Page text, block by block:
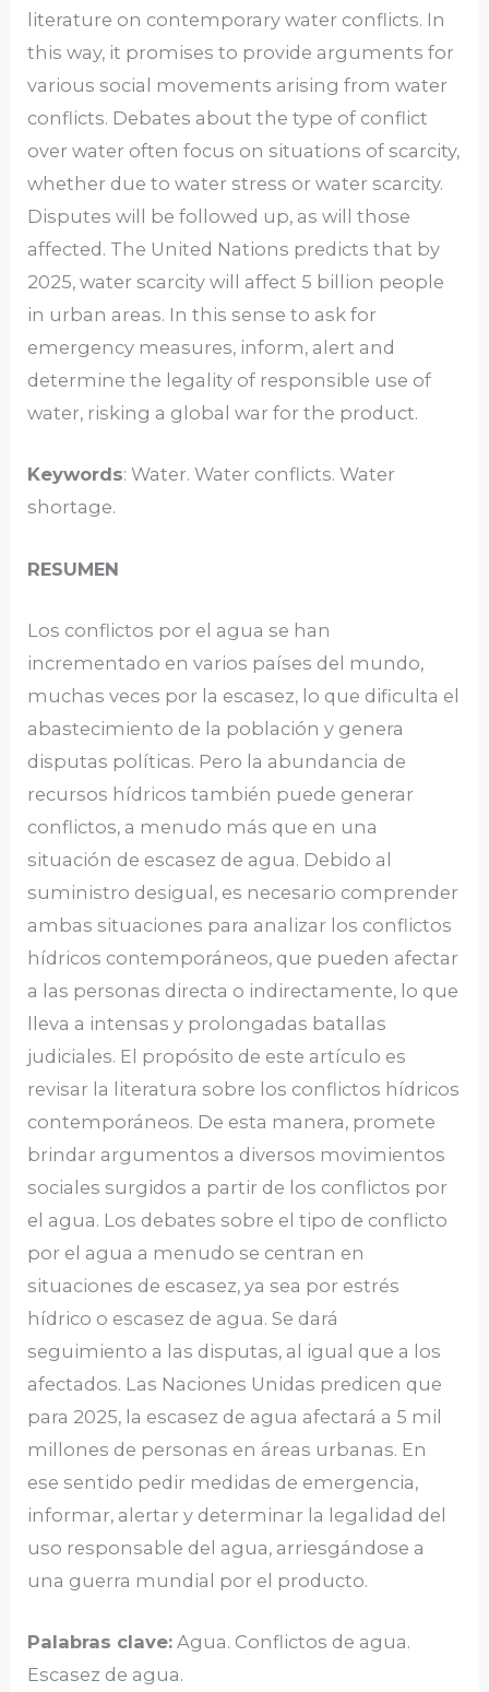
literature on contemporary water conflicts. In
this way, it promises to provide arguments for
various social movements arising from water
conflicts. Debates about the type of conflict
over water often focus on situations of scarcity,
whether due to water stress or water scarcity.
Disputes will be followed up, as will those
affected. The United Nations predicts that by
2025, water scarcity will affect 5 billion people
in urban areas. In this sense to ask for
emergency measures, inform, alert and
determine the legality of responsible use of
water, risking a global war for the product.
Keywords: Water. Water conflicts. Water
shortage.
RESUMEN
Los conflictos por el agua se han
incrementado en varios países del mundo,
muchas veces por la escasez, lo que dificulta el
abastecimiento de la población y genera
disputas políticas. Pero la abundancia de
recursos hídricos también puede generar
conflictos, a menudo más que en una
situación de escasez de agua. Debido al
suministro desigual, es necesario comprender
ambas situaciones para analizar los conflictos
hídricos contemporáneos, que pueden afectar
a las personas directa o indirectamente, lo que
lleva a intensas y prolongadas batallas
judiciales. El propósito de este artículo es
revisar la literatura sobre los conflictos hídricos
contemporáneos. De esta manera, promete
brindar argumentos a diversos movimientos
sociales surgidos a partir de los conflictos por
el agua. Los debates sobre el tipo de conflicto
por el agua a menudo se centran en
situaciones de escasez, ya sea por estrés
hídrico o escasez de agua. Se dará
seguimiento a las disputas, al igual que a los
afectados. Las Naciones Unidas predicen que
para 2025, la escasez de agua afectará a 5 mil
millones de personas en áreas urbanas. En
ese sentido pedir medidas de emergencia,
informar, alertar y determinar la legalidad del
uso responsable del agua, arriesgándose a
una guerra mundial por el producto.
Palabras clave: Agua. Conflictos de agua.
Escasez de agua.